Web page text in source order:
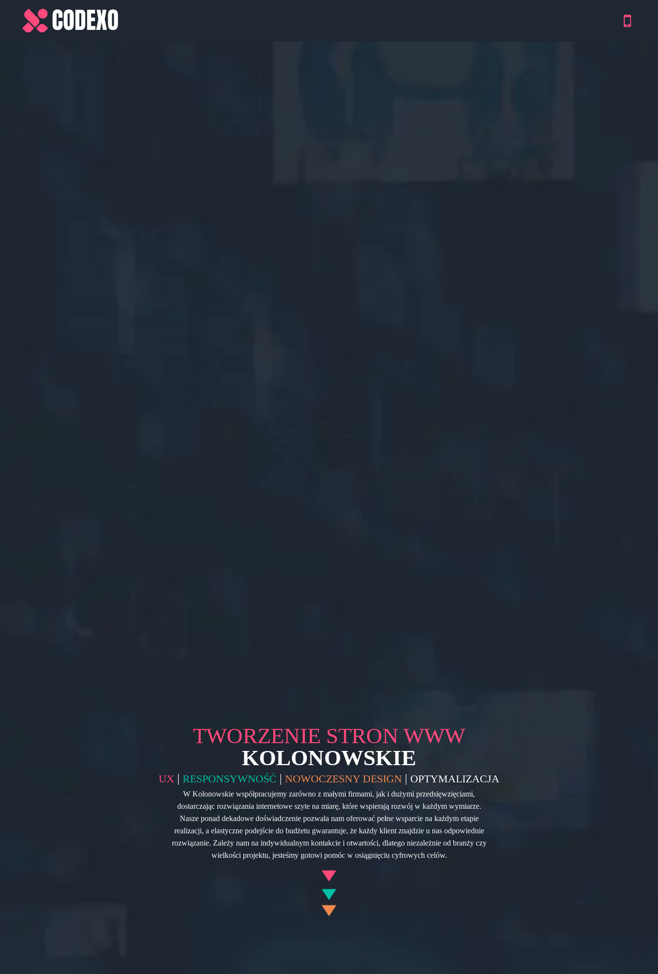
TWORZENIE STRON WWW
KOLONOWSKIE
UX | RESPONSYWNOŚĆ | NOWOCZESNY DESIGN | OPTYMALIZACJA
W Kolonowskie współpracujemy zarówno z małymi firmami, jak i dużymi przedsięwzięciami,
dostarczając rozwiązania internetowe szyte na miarę, które wspierają rozwój w każdym wymiarze.
Nasze ponad dekadowe doświadczenie pozwala nam oferować pełne wsparcie na każdym etapie
realizacji, a elastyczne podejście do budżetu gwarantuje, że każdy klient znajdzie u nas odpowiednie
rozwiązanie. Zależy nam na indywidualnym kontakcie i otwartości, dlatego niezależnie od branży czy
wielkości projektu, jesteśmy gotowi pomóc w osiągnięciu cyfrowych celów.